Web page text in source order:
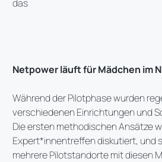
das
Netpower läuft für Mädchen im
Während der Pilotphase wurden
verschiedenen Einrichtungen und
Die ersten methodischen Ansätze
Expert*innentreffen diskutiert, und
mehrere Pilotstandorte mit diesen